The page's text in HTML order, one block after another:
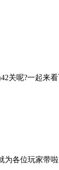
关呢?一起来
各位玩家带